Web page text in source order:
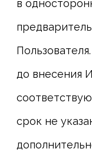
в
до внесения
срок не